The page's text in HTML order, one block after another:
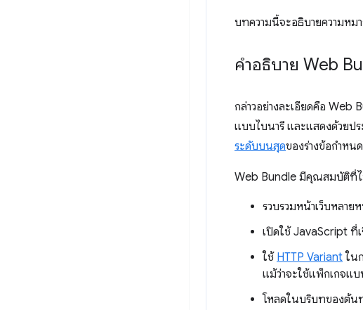
บทความนี้จะอธิบายความหม
คำอธิบาย Web
กล่าวอย่างละเอียดคือ Web
แบบไบนารี และแสดงด้วยป
ระดับบนสุดของร่างข้อกำหนด
Web Bundle มีคุณสมบัติที่ไ
รวบรวมหน้าเว็บหลาย
เปิดใช้ JavaScript ที่
ใช้ HTTP Variant ใน
แม้ว่าจะใช้แพ็กเกจแ
โหลดในบริบทของต้น